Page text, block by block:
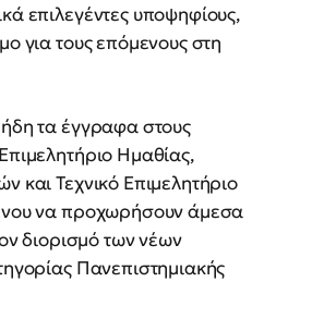
επιλεγέντες υποψηφίους,
για τους επόμενους στη
τα έγγραφα στους
Ημαθίας,
και Τεχνικό Επιμελητήριο
να προχωρήσουν άμεσα
διορισμό των νέων
Πανεπιστημιακής